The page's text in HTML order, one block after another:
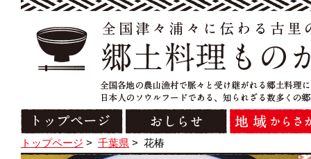
トップページ > 千葉県 > 花椿